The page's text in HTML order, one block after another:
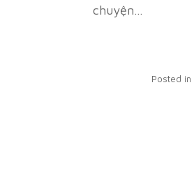
chuyện…
Posted in